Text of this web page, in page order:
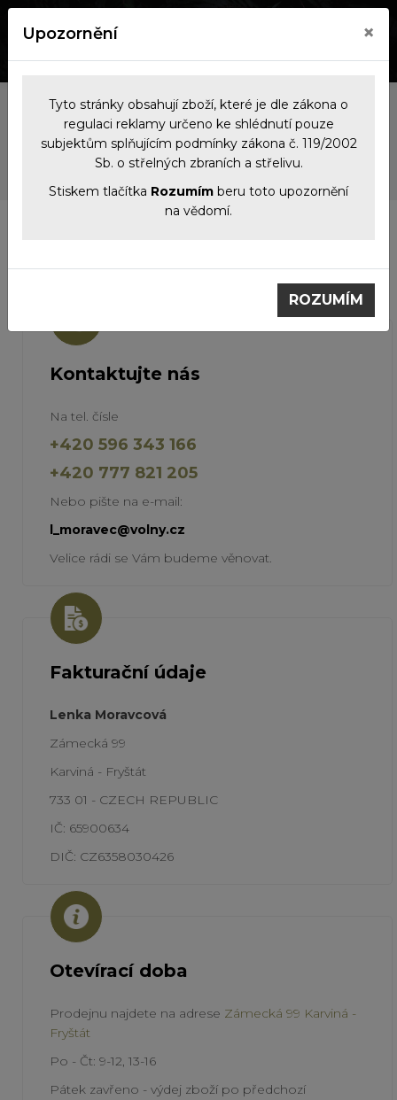
Kontakt
Kontaktujte nás
Na tel. čísle
+420 596 343 166
+420 777 821 205
Nebo pište na e-mail:
l_moravec@volny.cz
Velice rádi se Vám budeme věnovat.
Fakturační údaje
Lenka Moravcová
Zámecká 99
Karviná - Fryštát
733 01 - CZECH REPUBLIC
IČ: 65900634
DIČ: CZ6358030426
Otevírací doba
Prodejnu najdete na adrese Zámecká 99 Karviná -
Fryštát
Po - Čt: 9-12, 13-16
Pátek zavřeno - výdej zboží po předchozí
Upozornění ×
Tyto stránky obsahují zboží, které je dle zákona o
regulaci reklamy určeno ke shlédnutí pouze
subjektům splňujícím podmínky zákona č. 119/2002
Sb. o střelných zbraních a střelivu.
Stiskem tlačítka Rozumím beru toto upozornění
na vědomí.
ROZUMÍM